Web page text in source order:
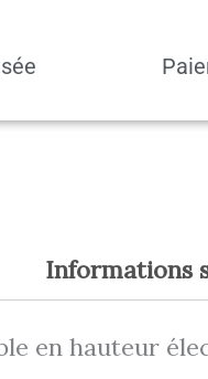
Informations
en hauteur